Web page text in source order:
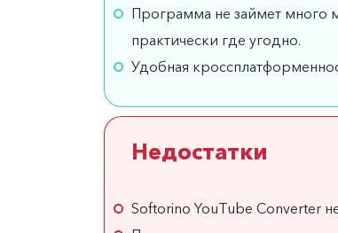
Программа не займет много
практически где угодно.
Удобная
Недостатки
Softorino YouTube Converter